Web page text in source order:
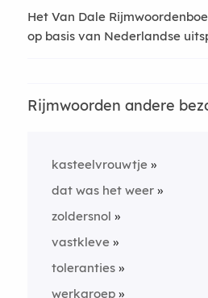
Het Van Dale
op basis van Nederlandse
Rijmwoorden andere
kasteelvrouwtje
dat was het weer
zoldersnol
vastkleve
toleranties
werkgroep